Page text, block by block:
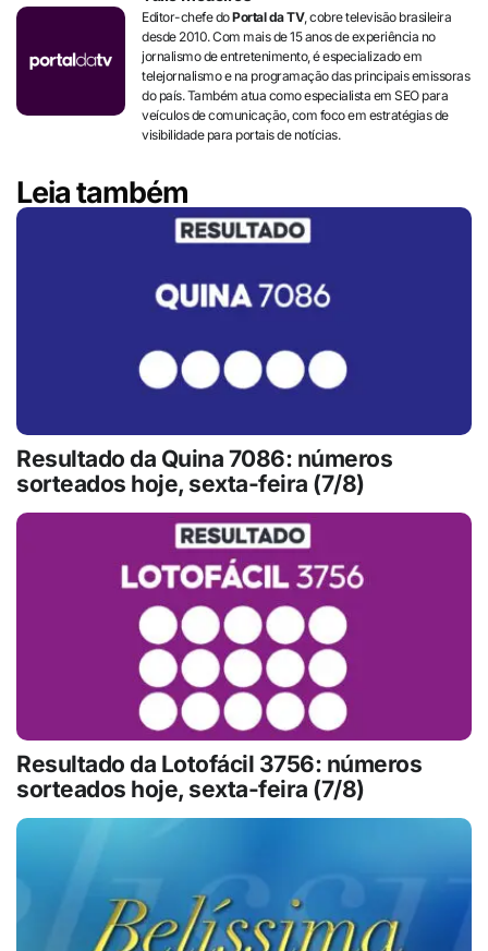
Editor-chefe doPortal da TV, cobre televisão brasileira
desde 2010. Com mais de 15 anos de experiência no
jornalismo de entretenimento, é especializado em
telejornalismo e na programação das principais emissoras
do país. Também atua como especialista em SEO para
veículos de comunicação, com foco em estratégias de
visibilidade para portais de notícias.
Leia também
Resultado da Quina 7086: números
sorteados hoje, sexta-feira (7/8)
Resultado da Lotofácil 3756: números
sorteados hoje, sexta-feira (7/8)